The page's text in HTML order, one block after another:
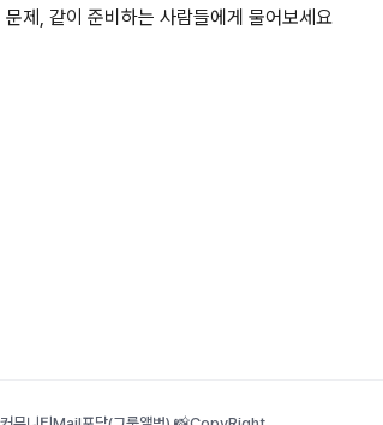
문제, 같이 준비하는 사람들에게 물어보세요